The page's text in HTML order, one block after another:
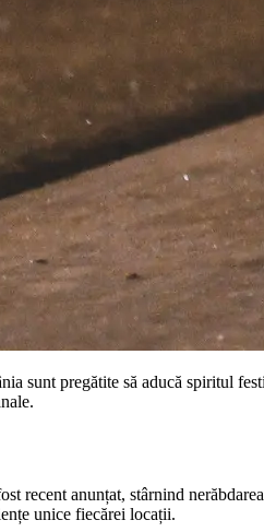
sunt pregătite să aducă spiritul
recent anunțat, stârnind
unice fiecărei locații.